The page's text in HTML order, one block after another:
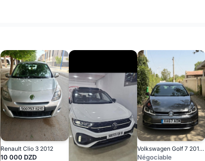
Renault Clio 3 2012
10 000 DZD
Volkswagen Golf 7 2018 Carat
Négociable